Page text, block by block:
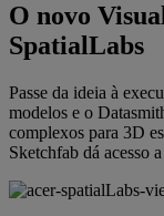
O novo
SpatialLabs
Passe da ideia à
modelos e o
complexos para 3D
Sketchfab dá acesso